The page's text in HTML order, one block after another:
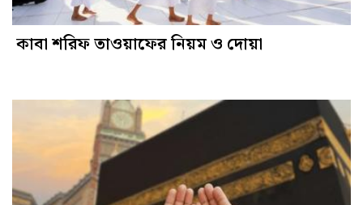
কাবা শরিফ তাওয়াফের নিয়ম ও দোয়া